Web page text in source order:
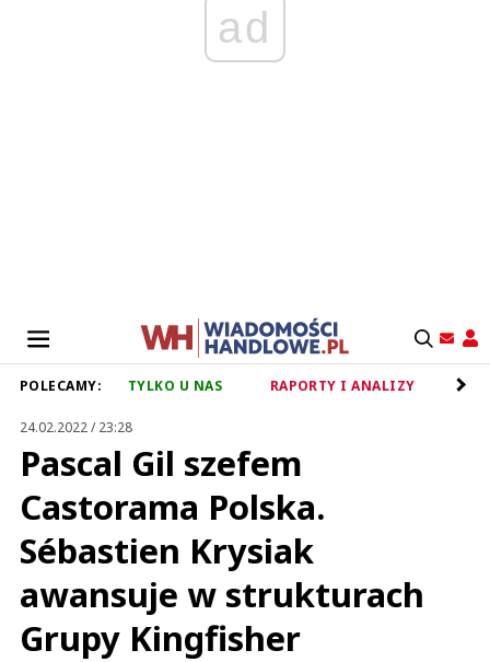
ad
POLECAMY: TYLKO U NAS RAPORTY I ANALIZY
24.02.2022 / 23:28
Pascal Gil szefem
Castorama Polska.
Sébastien Krysiak
awansuje w strukturach
Grupy Kingfisher